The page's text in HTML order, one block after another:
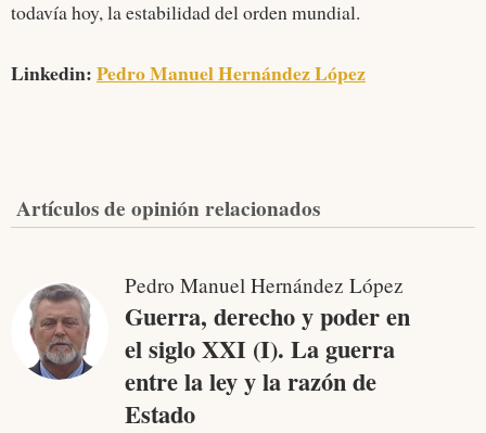
todavía hoy, la estabilidad del orden mundial.
Linkedin:Pedro Manuel Hernández López
Artículos de opinión relacionados
Pedro Manuel Hernández López
Guerra, derecho y poder en
el siglo XXI (I). La guerra
entre la ley y la razón de
Estado